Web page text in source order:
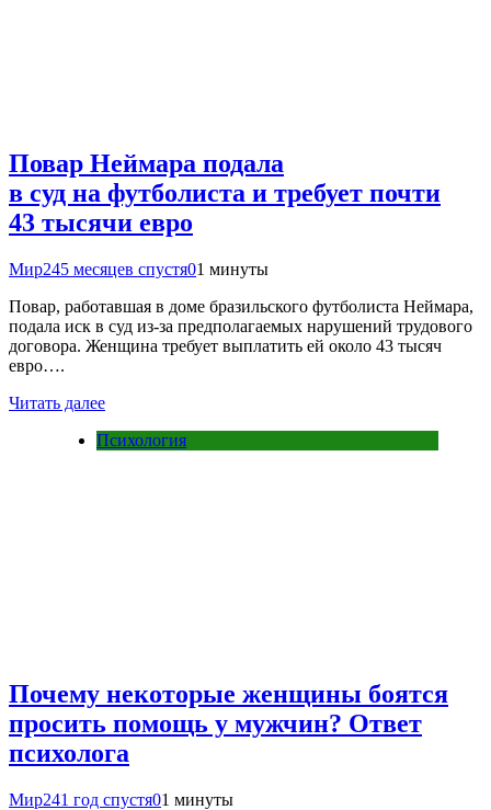
Повар Неймара подала
в суд на футболиста и требует почти
43 тысячи евро
Мир245 месяцев спустя01 минуты
Повар, работавшая в доме бразильского футболиста Неймара,
подала иск в суд из-за предполагаемых нарушений трудового
договора. Женщина требует выплатить ей около 43 тысяч
евро….
Читать далее
Психология
Почему некоторые женщины боятся
просить помощь у мужчин? Ответ
психолога
Мир241 год спустя01 минуты